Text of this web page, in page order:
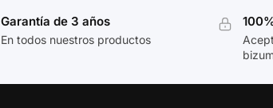
Garantía de 3 años
En todos nuestros productos